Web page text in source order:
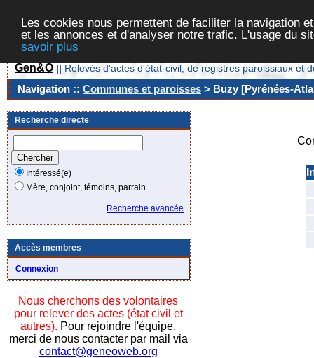
Les cookies nous permettent de faciliter la navigation
et les annonces et d'analyser notre trafic. L'usage du
savoir plus
Gen&O || Relevés d'actes d'état-civil, de registres paroissiaux et
Navigation :: Communes et paroisses > Buzy [Pyrénées-
Recherche directe
Intéressé(e)
Mère, conjoint, témoins, parrain...
Recherche avancée
Accès membres
Connexion
Nous cherchons des volontaires
pour relever des actes (état civil et
autres). Pour rejoindre l'équipe,
merci de nous contacter par mail via
contact@geneoweb.org